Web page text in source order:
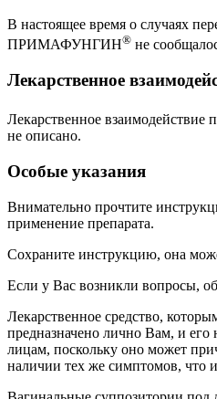
В настоящее время о случаях
ПРИМАФУНГИН® не
Лекарственное
Лекарственное
не описано.
Особые указания
Внимательно прочтите
применение препарата.
Сохраните инструкцию, она
Если у Вас возникли вопросы,
Лекарственное средство,
предназначено лично Вам, и его
лицам, поскольку оно может
наличии тех же симптомов, что